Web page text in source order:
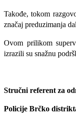
Takođe, tokom
značaj preduzimanja
Ovom prilikom
izrazili su snažnu
Stručni referent za
Policije Brčko